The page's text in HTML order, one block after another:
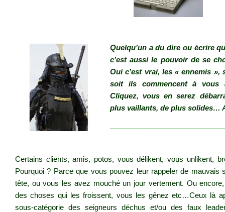
Quelqu’un a du dire ou écrire
c’est aussi le pouvoir de se
Oui c’est vrai, les « ennemis
soit ils commencent à
Cliquez, vous en serez
plus vaillants, de plus solides…
Certains clients, amis, potos, vous délikent, vous unlikent,
Pourquoi ? Parce que vous pouvez leur rappeler de mauvais
tête, ou vous les avez mouché un jour vertement. Ou
des choses qui les froissent, vous les gênez etc…Ceux là
sous-catégorie des seigneurs déchus et/ou des faux